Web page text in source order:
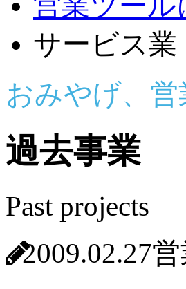
サービス業
おみやげ、
過去事業
Past projects
2009.02.27